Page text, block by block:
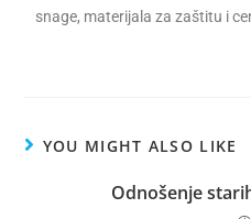
snage, materijala za zaštitu i
YOU MIGHT ALSO LIKE
Odnošenje